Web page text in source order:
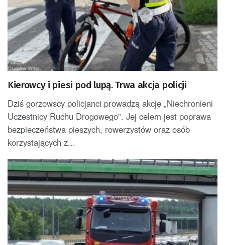
Kierowcy i piesi pod lupą. Trwa akcja policji
Dziś gorzowscy policjanci prowadzą akcję „Niechronieni
Uczestnicy Ruchu Drogowego”. Jej celem jest poprawa
bezpieczeństwa pieszych, rowerzystów oraz osób
korzystających z...